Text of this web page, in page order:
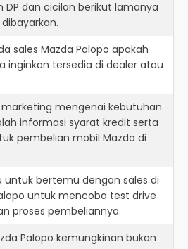
DP dan cicilan berikut lamanya
sales Mazda Palopo apakah
inginkan tersedia di dealer atau
mengenai kebutuhan
informasi syarat kredit serta
pembelian mobil Mazda di
untuk bertemu dengan sales di
untuk mencoba test drive
proses pembeliannya.
Palopo kemungkinan bukan